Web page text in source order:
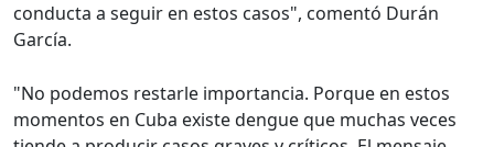
conducta a seguir en estos casos", comentó Durán
García.
"No podemos restarle importancia. Porque en estos
momentos en Cuba existe dengue que muchas veces